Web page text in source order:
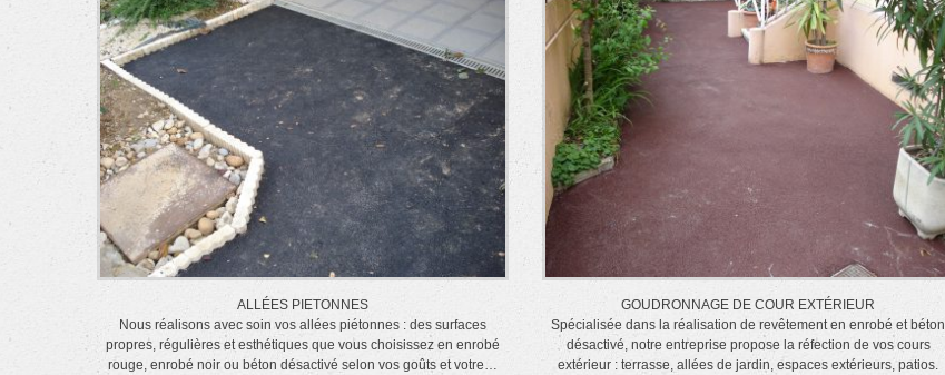
ALLÉES PIETONNES
Nous réalisons avec soin vos allées piétonnes : des surfaces
propres, régulières et esthétiques que vous choisissez en enrobé
rouge, enrobé noir ou béton désactivé selon vos goûts et votre…
GOUDRONNAGE DE COUR EXTÉRIEUR
Spécialisée dans la réalisation de revêtement en enrobé et béton
désactivé, notre entreprise propose la réfection de vos cours
extérieur : terrasse, allées de jardin, espaces extérieurs, patios.